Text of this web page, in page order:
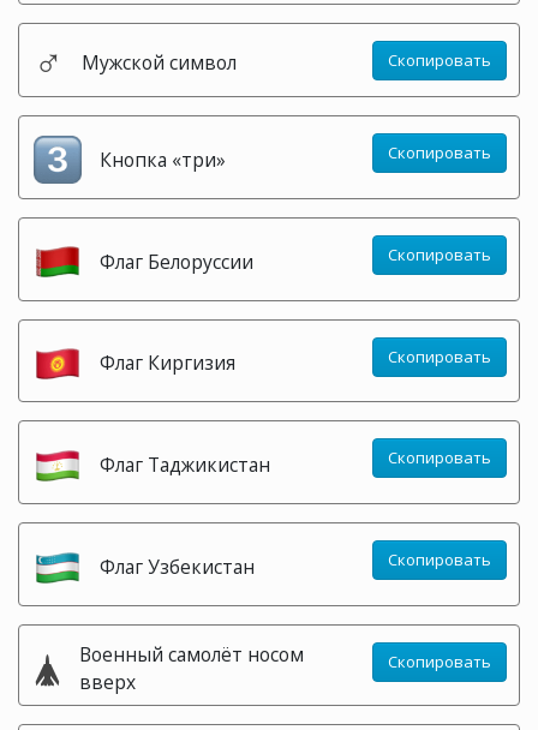
♂️ Мужской символ Скопировать
Кнопка «три» Скопировать
Флаг Белоруссии Скопировать
Флаг Киргизия Скопировать
Флаг Таджикистан Скопировать
Флаг Узбекистан Скопировать
🛦
Военный самолёт носом
вверх
Скопировать